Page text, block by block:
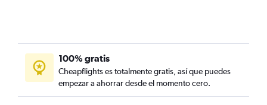
100% gratis
Cheapflights es totalmente gratis, así que puedes
empezar a ahorrar desde el momento cero.